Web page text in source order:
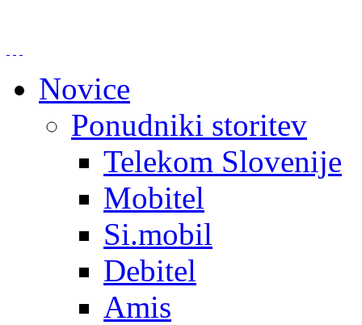
Novice
Ponudniki storitev
Telekom Slovenije
Mobitel
Si.mobil
Debitel
Amis